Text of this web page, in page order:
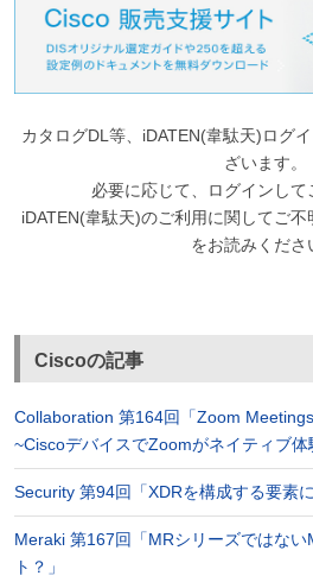
カタログDL等、iDATEN(韋駄天)ログ
ざいます。
必要に応じて、ログインして
iDATEN(韋駄天)のご利用に関してご
をお読みくださ
Ciscoの記事
Collaboration 第164回「Zoom
~CiscoデバイスでZoomがネイティブ体
Security 第94回「XDRを構成する要素に
Meraki 第167回「MRシリーズではな
ト？」